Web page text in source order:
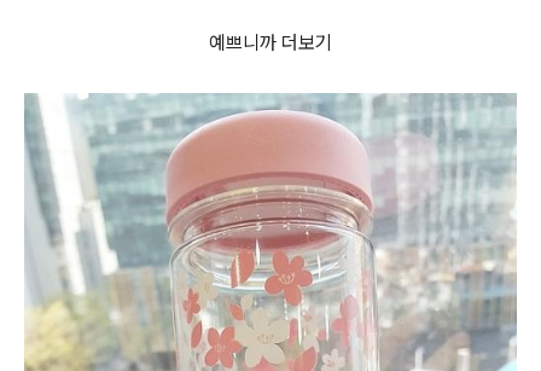
예쁘니까 더보기